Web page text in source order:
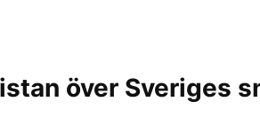
över Sveriges